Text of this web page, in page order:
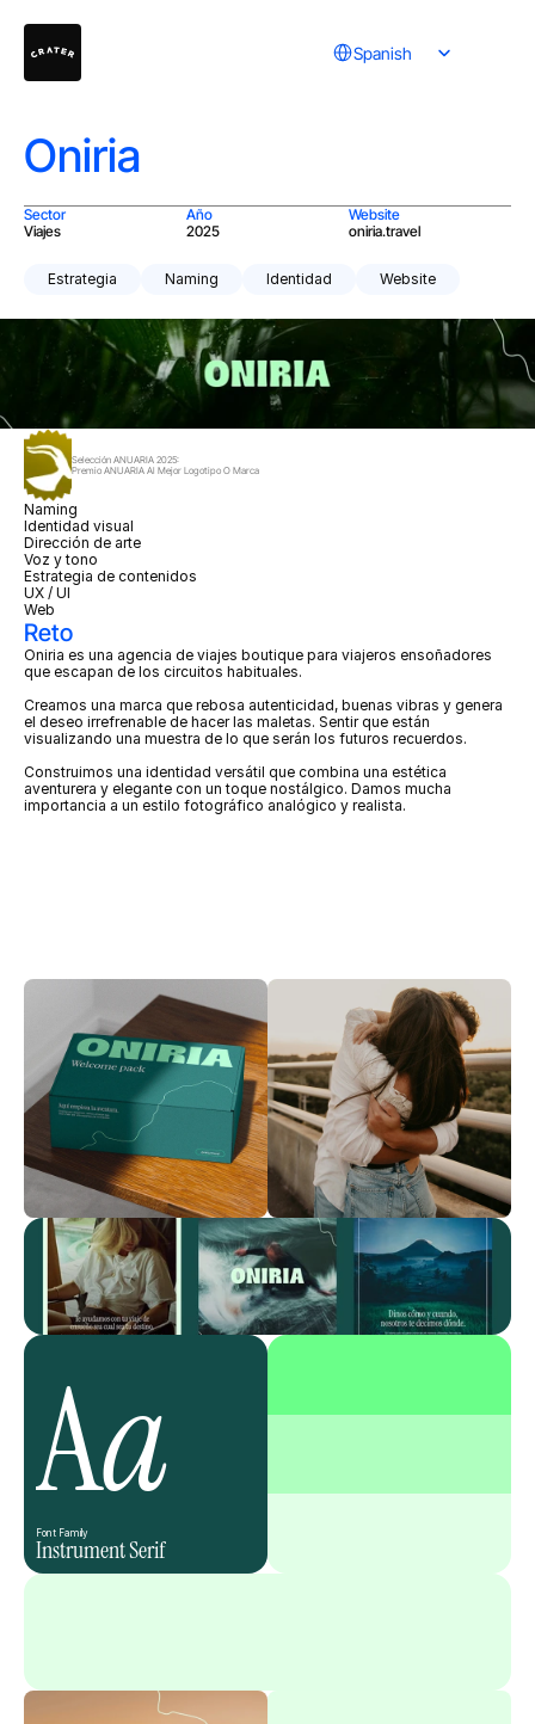
Spanish
Oniria
Sector
Viajes
Año
2025
Website
oniria.travel
Estrategia Naming Identidad Website
Selección ANUARIA 2025:
Premio ANUARIA Al Mejor Logotipo O Marca
Naming
Identidad visual
Dirección de arte
Voz y tono
Estrategia de contenidos
UX / UI
Web
Reto
Oniria es una agencia de viajes boutique para viajeros ensoñadores
que escapan de los circuitos habituales.
Creamos una marca que rebosa autenticidad, buenas vibras y genera
el deseo irrefrenable de hacer las maletas. Sentir que están
visualizando una muestra de lo que serán los futuros recuerdos.
Construimos una identidad versátil que combina una estética
aventurera y elegante con un toque nostálgico. Damos mucha
importancia a un estilo fotográfico analógico y realista.
Aa
Font Family
Instrument Serif